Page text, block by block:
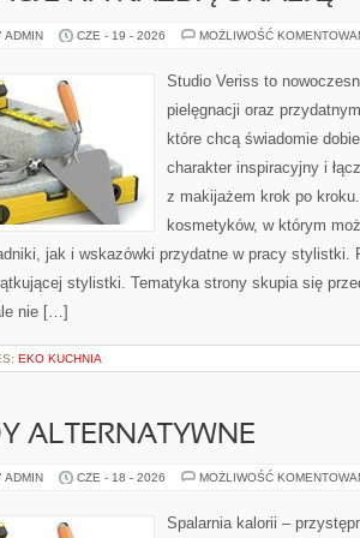
ADMIN CZE - 19 - 2026 MOŻLIWOŚĆ
Studio Veriss to
pielęgnacji oraz
które chcą świadomie
charakter inspiracyjny i
z makijażem krok po
kosmetyków, w którym
jak i wskazówki przydatne w pracy stylistki.
stylistki. Tematyka strony skupia się
nie […]
EKO KUCHNIA
ALTERNATYWNE
ADMIN CZE - 18 - 2026 MOŻLIWOŚĆ
Spalarnia kalorii –